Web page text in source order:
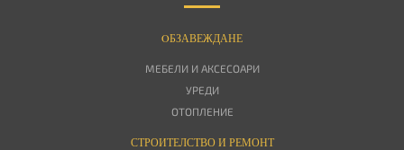
OБЗАВЕЖДАНЕ
МЕБЕЛИ И АКСЕСОАРИ
УРЕДИ
ОТОПЛЕНИЕ
СТРОИТЕЛСТВО И РЕМОНТ